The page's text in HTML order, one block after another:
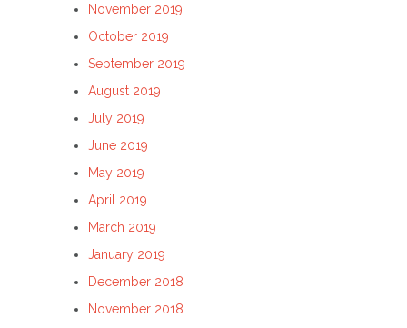
November 2019
October 2019
September 2019
August 2019
July 2019
June 2019
May 2019
April 2019
March 2019
January 2019
December 2018
November 2018